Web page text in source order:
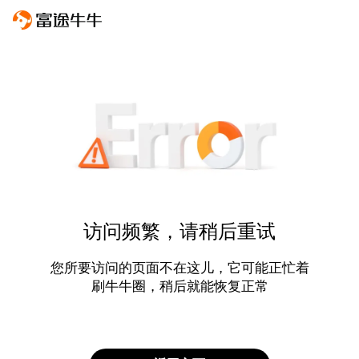
访问频繁，请稍后重试
您所要访问的页面不在这儿，它可能正忙着
刷牛牛圈，稍后就能恢复正常